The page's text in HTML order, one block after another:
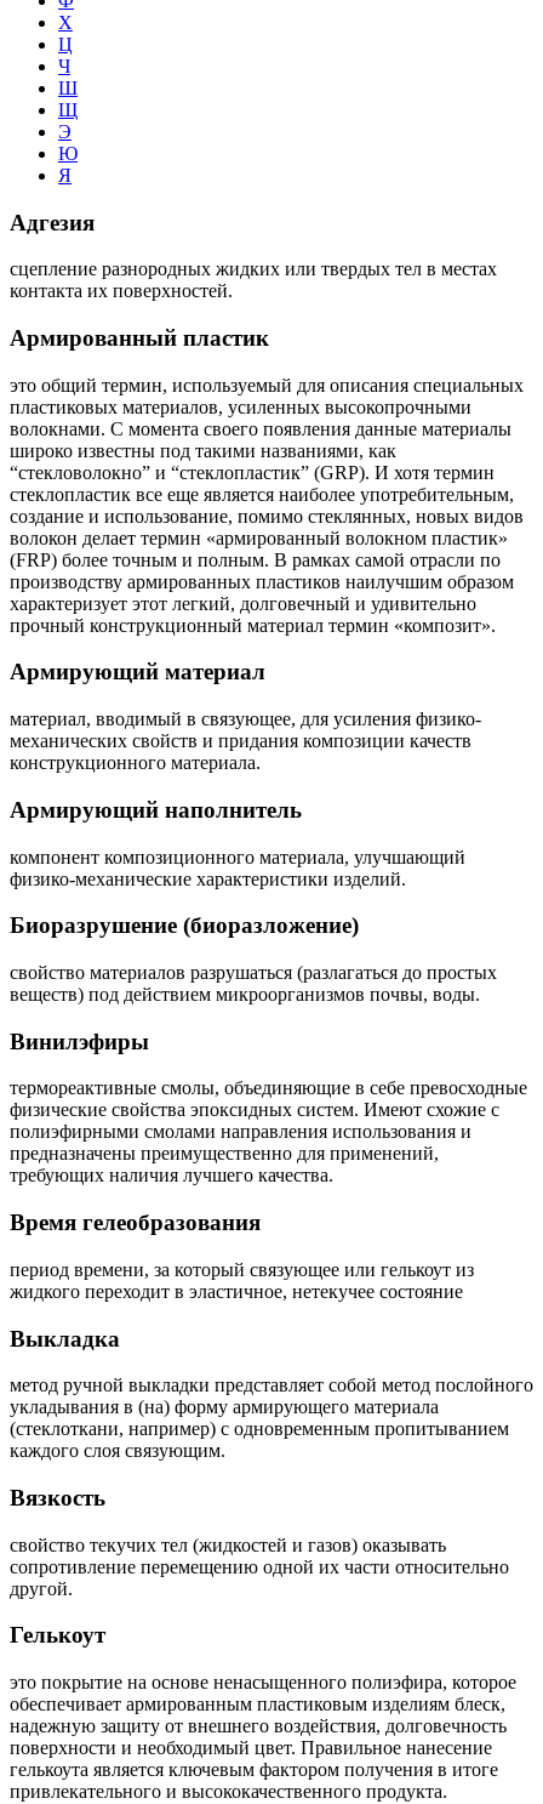
Х
Ц
Ч
Ш
Щ
Э
Ю
Я
Адгезия
сцепление разнородных жидких или твердых тел в местах
контакта их поверхностей.
Армированный пластик
это общий термин, используемый для описания специальных
пластиковых материалов, усиленных высокопрочными
волокнами. С момента своего появления данные материалы
широко известны под такими названиями, как
“стекловолокно” и “стеклопластик” (GRP). И хотя термин
стеклопластик все еще является наиболее употребительным,
создание и использование, помимо стеклянных, новых видов
волокон делает термин «армированный волокном пластик»
(FRP) более точным и полным. В рамках самой отрасли по
производству армированных пластиков наилучшим образом
характеризует этот легкий, долговечный и удивительно
прочный конструкционный материал термин «композит».
Армирующий материал
материал, вводимый в связующее, для усиления физико-
механических свойств и придания композиции качеств
конструкционного материала.
Армирующий наполнитель
компонент композиционного материала, улучшающий
физико-механические характеристики изделий.
Биоразрушение (биоразложение)
свойство материалов разрушаться (разлагаться до простых
веществ) под действием микроорганизмов почвы, воды.
Винилэфиры
термореактивные смолы, объединяющие в себе превосходные
физические свойства эпоксидных систем. Имеют схожие с
полиэфирными смолами направления использования и
предназначены преимущественно для применений,
требующих наличия лучшего качества.
Время гелеобразования
период времени, за который связующее или гелькоут из
жидкого переходит в эластичное, нетекучее состояние
Выкладка
метод ручной выкладки представляет собой метод послойного
укладывания в (на) форму армирующего материала
(стеклоткани, например) с одновременным пропитыванием
каждого слоя связующим.
Вязкость
свойство текучих тел (жидкостей и газов) оказывать
сопротивление перемещению одной их части относительно
другой.
Гелькоут
это покрытие на основе ненасыщенного полиэфира, которое
обеспечивает армированным пластиковым изделиям блеск,
надежную защиту от внешнего воздействия, долговечность
поверхности и необходимый цвет. Правильное нанесение
гелькоута является ключевым фактором получения в итоге
привлекательного и высококачественного продукта.